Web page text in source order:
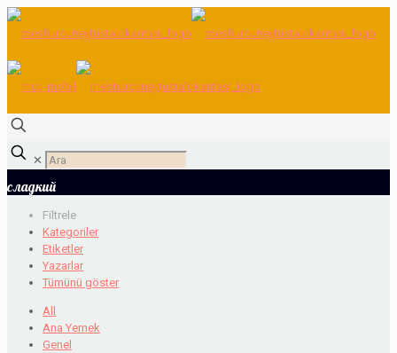
✕
сладкий
Filtrele
Kategoriler
Etiketler
Yazarlar
Tümünü göster
All
Ana Yemek
Genel